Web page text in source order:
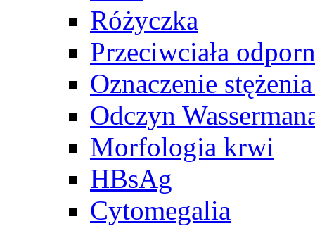
Różyczka
Przeciwciała
Oznaczenie
Odczyn
Morfologia krwi
HBsAg
Cytomegalia